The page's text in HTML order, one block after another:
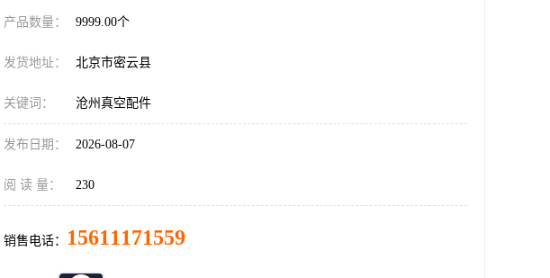
产品数量： 9999.00个
发货地址： 北京市密云县
关键词： 沧州真空配件
发布日期： 2026-08-07
阅 读 量： 230
销售电话： 15611171559